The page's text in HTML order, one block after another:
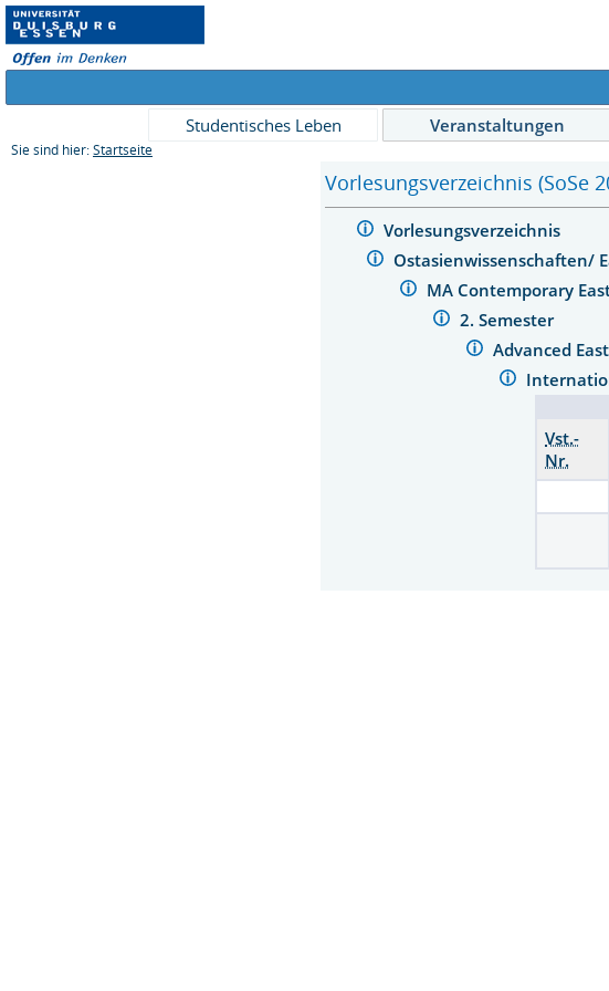
Studentisches Leben Veranstaltungen
Sie sind hier: Startseite
Vorlesungsverzeichnis (SoSe
Vorlesungsverzeichnis
Ostasienwissenschaften/
MA Contemporary
2. Semester
Advanced
Vst.-
Nr.